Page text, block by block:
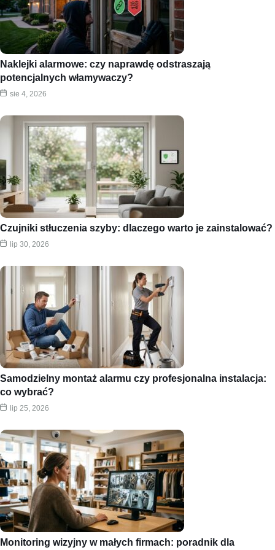
Naklejki alarmowe: czy naprawdę odstraszają
potencjalnych włamywaczy?
sie 4, 2026
Czujniki stłuczenia szyby: dlaczego warto je zainstalować?
lip 30, 2026
Samodzielny montaż alarmu czy profesjonalna instalacja:
co wybrać?
lip 25, 2026
Monitoring wizyjny w małych firmach: poradnik dla